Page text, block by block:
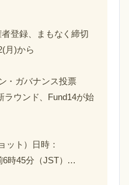
登録、まもなく締切
月)から
・ガバナンス投票
ラウンド、Fund14が始
ット）日時：
6時45分（JST）…